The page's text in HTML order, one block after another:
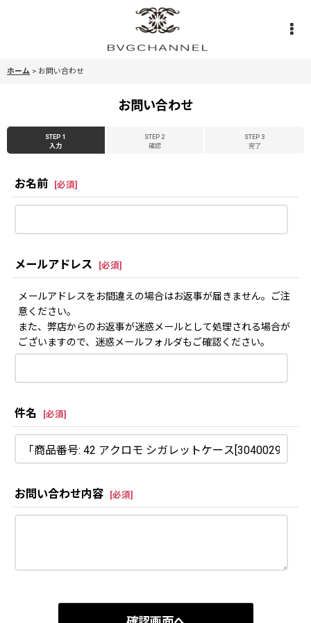
ホーム > お問い合わせ
お問い合わせ
STEP 1
入力
STEP 2
確認
STEP 3
完了
お名前 [必須]
メールアドレス [必須]
メールアドレスをお間違えの場合はお返事が届きません。ご注
意ください。
また、弊店からのお返事が迷惑メールとして処理される場合が
ございますので、迷惑メールフォルダもご確認ください。
件名 [必須]
お問い合わせ内容 [必須]